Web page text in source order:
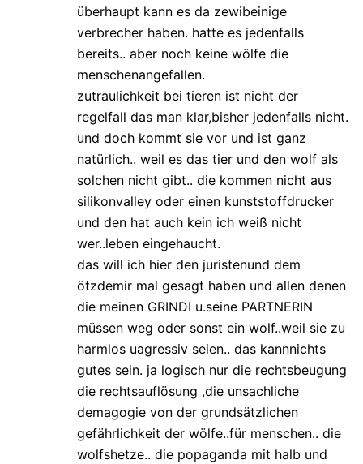
überhaupt kann es da zewibeinige
verbrecher haben. hatte es jedenfalls
bereits.. aber noch keine wölfe die
menschenangefallen.
zutraulichkeit bei tieren ist nicht der
regelfall das man klar,bisher jedenfalls nicht.
und doch kommt sie vor und ist ganz
natürlich.. weil es das tier und den wolf als
solchen nicht gibt.. die kommen nicht aus
silikonvalley oder einen kunststoffdrucker
und den hat auch kein ich weiß nicht
wer..leben eingehaucht.
das will ich hier den juristenund dem
ötzdemir mal gesagt haben und allen denen
die meinen GRINDI u.seine PARTNERIN
müssen weg oder sonst ein wolf..weil sie zu
harmlos uagressiv seien.. das kannnichts
gutes sein. ja logisch nur die rechtsbeugung
die rechtsauflösung ,die unsachliche
demagogie von der grundsätzlichen
gefährlichkeit der wölfe..für menschen.. die
wolfshetze.. die popaganda mit halb und